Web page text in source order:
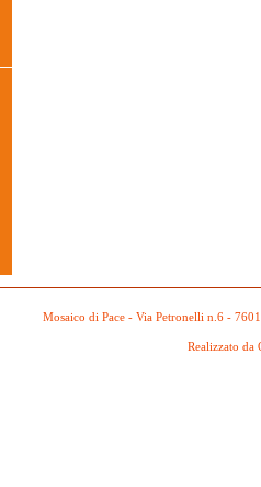
Mosaico di Pace - Via Petronelli n.6 -
Realizzato